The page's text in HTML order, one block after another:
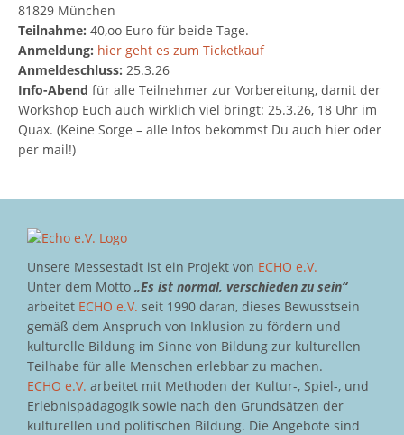
81829 München
Teilnahme: 40,oo Euro für beide Tage.
Anmeldung: hier geht es zum Ticketkauf
Anmeldeschluss: 25.3.26
Info-Abend für alle Teilnehmer zur Vorbereitung, damit der
Workshop Euch auch wirklich viel bringt: 25.3.26, 18 Uhr im
Quax. (Keine Sorge – alle Infos bekommst Du auch hier oder
per mail!)
Unsere Messestadt ist ein Projekt von ECHO e.V.
Unter dem Motto „Es ist normal, verschieden zu sein“
arbeitet ECHO e.V. seit 1990 daran, dieses Bewusstsein
gemäß dem Anspruch von Inklusion zu fördern und
kulturelle Bildung im Sinne von Bildung zur kulturellen
Teilhabe für alle Menschen erlebbar zu machen.
ECHO e.V. arbeitet mit Methoden der Kultur-, Spiel-, und
Erlebnispädagogik sowie nach den Grundsätzen der
kulturellen und politischen Bildung. Die Angebote sind